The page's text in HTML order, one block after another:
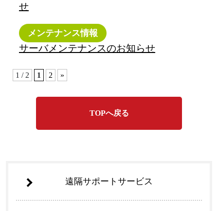
せ
メンテナンス情報
サーバメンテナンスのお知らせ
1 / 2 1 2 »
TOPへ戻る
遠隔サポートサービス